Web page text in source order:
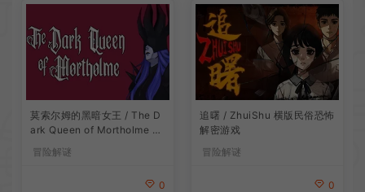
莫索尔姆的黑暗女王 / The D
ark Queen of Mortholme 多
冒险解谜
0
追曙 / ZhuiShu 横版民俗恐怖
解密游戏
冒险解谜
0